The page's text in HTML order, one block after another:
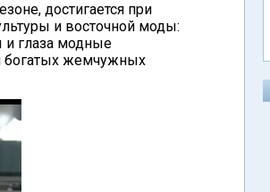
достигается при
и восточной моды:
и глаза модные
богатых жемчужных